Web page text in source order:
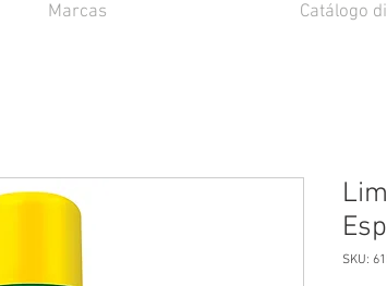
Marcas Catálogo
SKU: